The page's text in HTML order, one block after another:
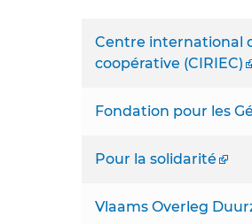
Centre international
coopérative (CIRIEC)
Fondation pour les
Pour la solidarité
Vlaams Overleg